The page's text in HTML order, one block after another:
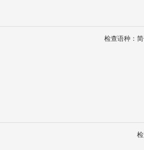
检查语种：